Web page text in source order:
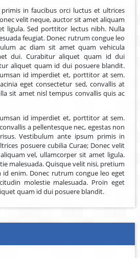
in faucibus orci luctus et ultrices
velit neque, auctor sit amet aliquam
ligula. Sed porttitor lectus nibh. Nulla
feugiat. Donec rutrum congue leo
ac diam sit amet quam vehicula
dui. Curabitur aliquet quam id dui
aliquet quam id dui posuere blandit.
id imperdiet et, porttitor at sem.
eget consectetur sed, convallis at
sit amet nisl tempus convallis quis ac
id imperdiet et, porttitor at sem.
a pellentesque nec, egestas non
Vestibulum ante ipsum primis in
posuere cubilia Curae; Donec velit
vel, ullamcorper sit amet ligula.
malesuada. Quisque velit nisi, pretium
enim. Donec rutrum congue leo eget
molestie malesuada. Proin eget
quam id dui posuere blandit.